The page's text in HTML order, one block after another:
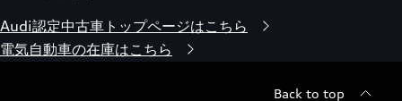
Audi認定中古車トップページはこちら
電気自動車の在庫はこちら
Back to top